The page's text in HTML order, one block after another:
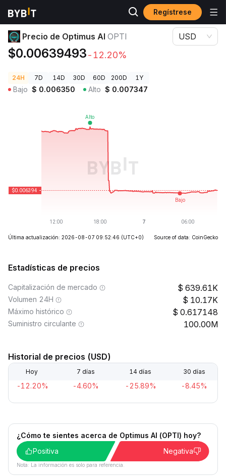
Regístrese
Precios de Criptomonedas Precio de Optimus AI OPTI
Precio de Optimus AI OPTI
$0.00639493-12.20%
USD
24H 7D 14D 30D 60D 200D 1Y
Bajo $ 0.006350 Alto $ 0.007347
Última actualización: 2026-08-07 09:52:46 (UTC+0) Source of data: CoinGecko
Estadísticas de precios
Capitalización de mercado 639.61K
Volumen 24H 10.17K
Máximo histórico 0.617148
Suministro circulante 100.00M
Historial de precios (USD)
Hoy 7 días 14 días 30 días
-12.20% -4.60% -25.89% -8.45%
¿Cómo te sientes acerca de Optimus AI (OPTI) hoy?
Positiva
Negativa
Nota: La información es solo para referencia.